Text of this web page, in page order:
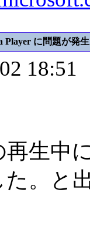
に問題が発生
18:51
生中
。と